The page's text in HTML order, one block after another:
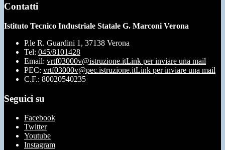
Contatti
Istituto Tecnico Industriale Statale G. Marconi Verona
P.le R. Guardini 1, 37138 Verona
Tel: 045/8101428
Email: vrtf03000v@istruzione.itLink per inviare una mail
PEC: vrtf03000v@pec.istruzione.itLink per inviare una mail
C.F.: 80020540235
Seguici su
Facebook
Twitter
Youtube
Instagram